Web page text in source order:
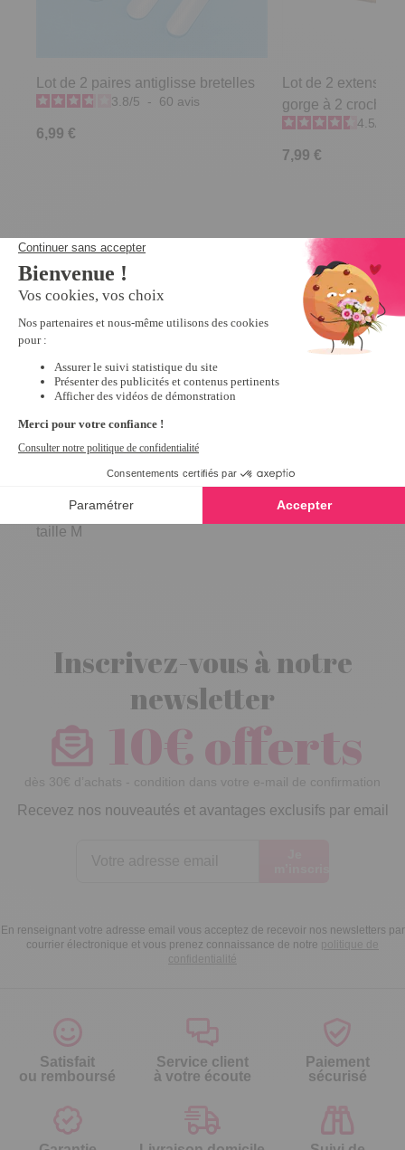
Lot de 2 paires antiglisse bretelles
3.8/5 - 60 avis
6,99 €
Lot de 2
gorge à 2 crochets
4.5/
7,99 €
Derniers articles consultés
confort zippés -
taille M
Inscrivez-vous à notre
newsletter
10€ offerts
dès 30€ d’achats - condition dans votre e-mail de confirmation
Recevez nos nouveautés et avantages exclusifs par email
En renseignant votre adresse email vous acceptez de recevoir nos newsletters par
courrier électronique et vous prenez connaissance de notre politique de
confidentialité
Satisfait
ou remboursé
Service client
à votre écoute
Paiement
sécurisé